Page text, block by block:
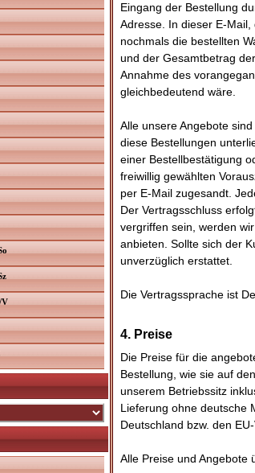
V
Eingang der Bestellung
Adresse. In dieser E-
nochmals die bestellten
und der Gesamtbetrag
Annahme des
gleichbedeutend wäre.
Alle unsere Angebote
diese Bestellungen
einer Bestellbestätigung
freiwillig gewählten
per E-Mail zugesandt.
Der Vertragsschluss
vergriffen sein, werden
anbieten. Sollte sich der
unverzüglich erstattet.
Die Vertragssprache ist
4. Preise
Die Preise für die
Bestellung, wie sie auf
unserem Betriebssitz
Lieferung ohne deutsche
Deutschland bzw. den EU-
Alle Preise und Angebote